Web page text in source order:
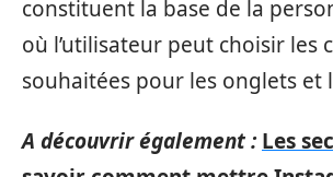
constituent la base de la
où l’utilisateur peut choisir les
souhaitées pour les onglets et
A découvrir également : Les